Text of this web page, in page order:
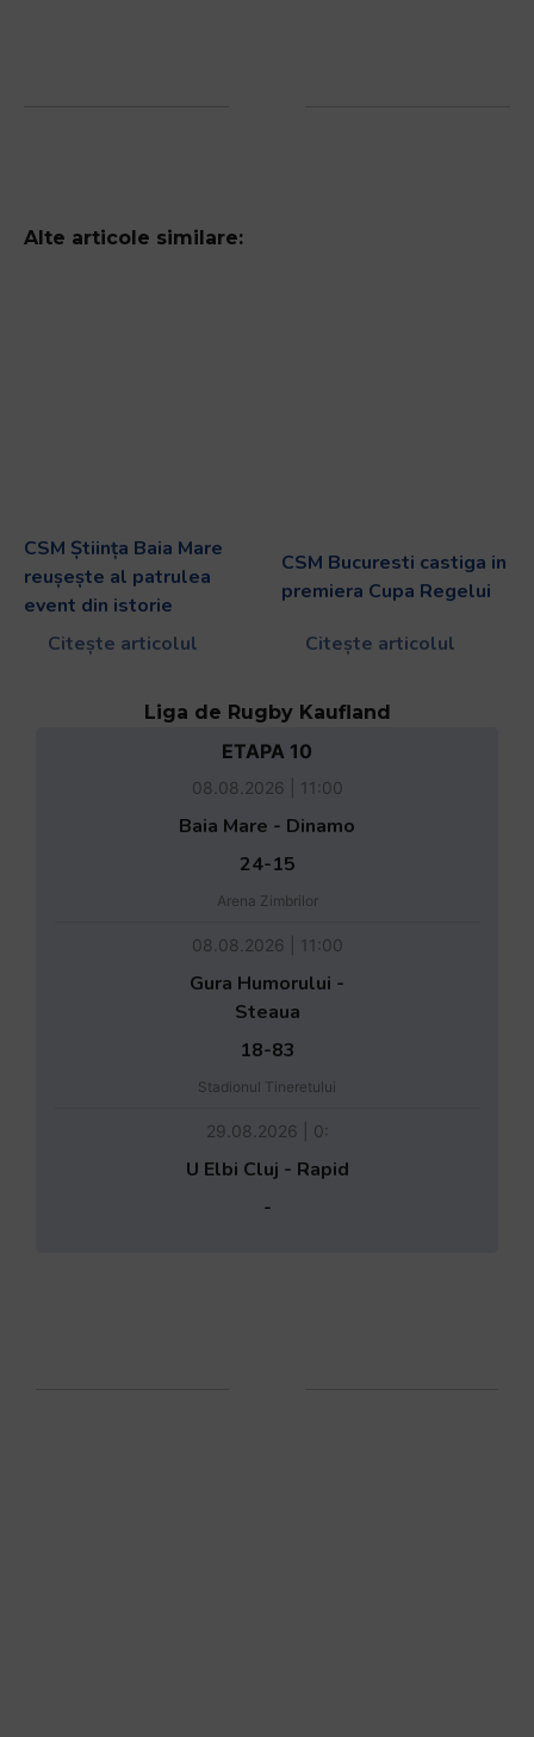
Alte articole similare:
CSM Știința Baia Mare
reușește al patrulea
event din istorie
Citește articolul
CSM Bucuresti castiga in
premiera Cupa Regelui
Citește articolul
Liga de Rugby Kaufland
ETAPA 10
08.08.2026 | 11:00
Baia Mare - Dinamo
24-15
Arena Zimbrilor
08.08.2026 | 11:00
Gura Humorului -
Steaua
18-83
Stadionul Tineretului
29.08.2026 | 0:
U Elbi Cluj - Rapid
-